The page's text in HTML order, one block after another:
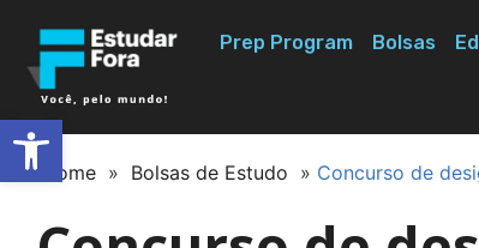
Prep Program Bolsas
Home » Bolsas de Estudo » Concurso de
Abrir a barra de ferramentas